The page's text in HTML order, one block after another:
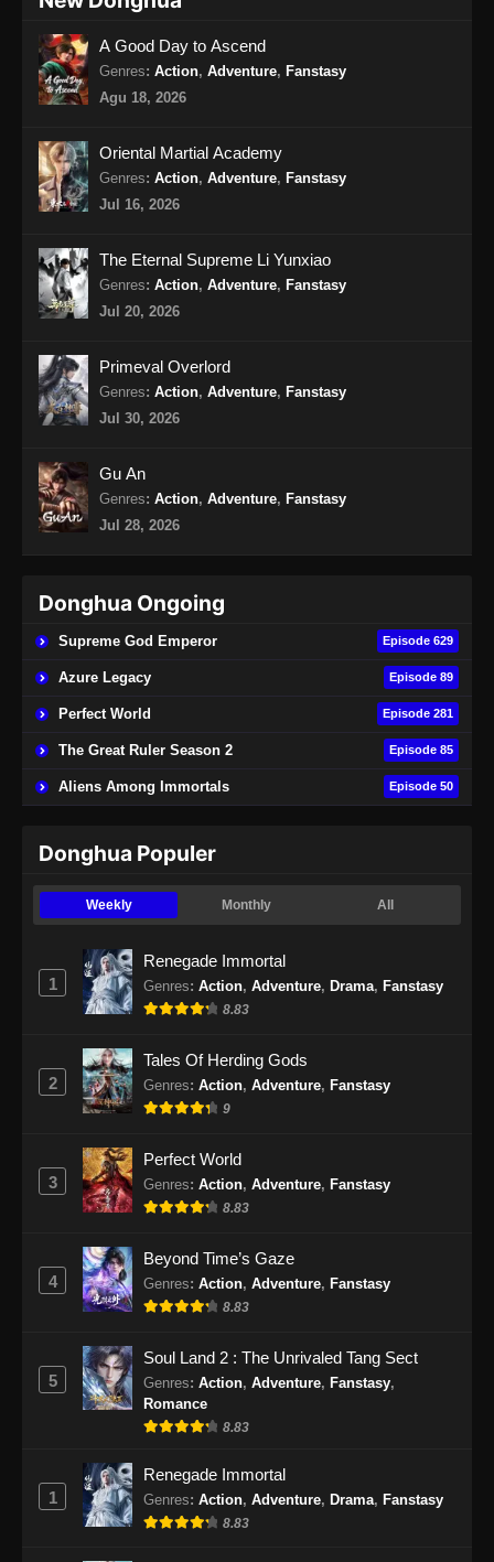
Subtitle Indonesia - Agustus 13, 2024
Supreme God Emperor Episode 405
Eps 405 - Supreme God Emperor Episode 405
Subtitle Indonesia - Agustus 16, 2024
Eps 406 - Supreme God Emperor Episode 406
Subtitle Indonesia
Eps 407 - Supreme God Emperor Episode 407
Subtitle Indonesia - Agustus 23, 2024
Subtitle Indonesia
Eps 408 - Supreme God Emperor Episode 408
Subtitle Indonesia - Agustus 26, 2024
Supreme God Emperor Episode 409
Subtitle Indonesia - Agustus 30, 2024
Subtitle Indonesia
Eps 410 - Supreme God Emperor Episode 410
Supreme God Emperor Episode 411
Eps 411 - Supreme God Emperor Episode 411
Supreme God Emperor Episode 412
Subtitle Indonesia
Subtitle Indonesia - September 9, 2024
Supreme God Emperor Episode 413
Subtitle Indonesia - September 13, 2024
Subtitle Indonesia
Eps 414 - Supreme God Emperor Episode 414
Supreme God Emperor Episode 415
Subtitle Indonesia
Eps 415 - Supreme God Emperor Episode 415
Supreme God Emperor Episode 416
Subtitle Indonesia
A Good Day to Ascend
Genres: Action, Adventure, Fanstasy
Agu 18, 2026
Oriental Martial Academy
Genres: Action, Adventure, Fanstasy
Jul 16, 2026
The Eternal Supreme Li Yunxiao
Genres: Action, Adventure, Fanstasy
Jul 20, 2026
Primeval Overlord
Genres: Action, Adventure, Fanstasy
Jul 30, 2026
Gu An
Genres: Action, Adventure, Fanstasy
Jul 28, 2026
Donghua Ongoing
Supreme God Emperor Episode 629
Azure Legacy Episode 89
Perfect World Episode 281
The Great Ruler Season 2 Episode 85
Aliens Among Immortals Episode 50
Donghua Populer
Weekly Monthly All
1
Renegade Immortal
Genres: Action, Adventure, Drama, Fanstasy
8.83
2
Tales Of Herding Gods
Genres: Action, Adventure, Fanstasy
9
3
Perfect World
Genres: Action, Adventure, Fanstasy
8.83
4
Beyond Time’s Gaze
Genres: Action, Adventure, Fanstasy
8.83
5
Soul Land 2 : The Unrivaled Tang Sect
Genres: Action, Adventure, Fanstasy,
Romance
8.83
1
Renegade Immortal
Genres: Action, Adventure, Drama, Fanstasy
8.83